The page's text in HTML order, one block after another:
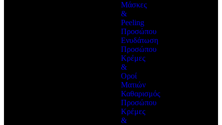
Μάσκες
&
Peeling
Προσώπου
Ενυδάτωση
Προσώπου
Κρέμες
&
Οροί
Ματιών
Καθαρισμός
Προσώπου
Κρέμες
&